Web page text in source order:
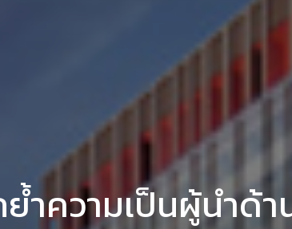
ความเป็นผู้นำด้า